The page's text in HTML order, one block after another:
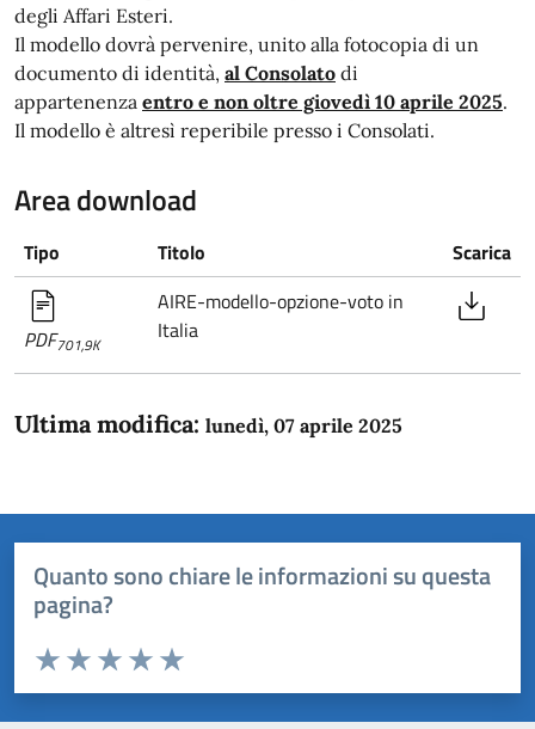
degli Affari Esteri.
Il modello dovrà pervenire, unito alla fotocopia di un
documento di identità, al Consolato di
appartenenza entro e non oltre giovedì 10 aprile 2025.
Il modello è altresì reperibile presso i Consolati.
Area download
Tipo Titolo Scarica
PDF701,9K
AIRE-modello-opzione-voto in
Italia
Ultima modifica: lunedì, 07 aprile 2025
Quanto sono chiare le informazioni su questa
pagina?
Domanda
Valuta da 1 a 5 stelle la pagina
Valuta 5 stelle su 5
Valuta 4 stelle su 5
Valuta 3 stelle su 5
Valuta 2 stelle su 5
Valuta 1 stelle su 5